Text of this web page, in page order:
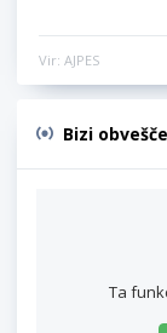
Vir: AJPES
Bizi
Ta